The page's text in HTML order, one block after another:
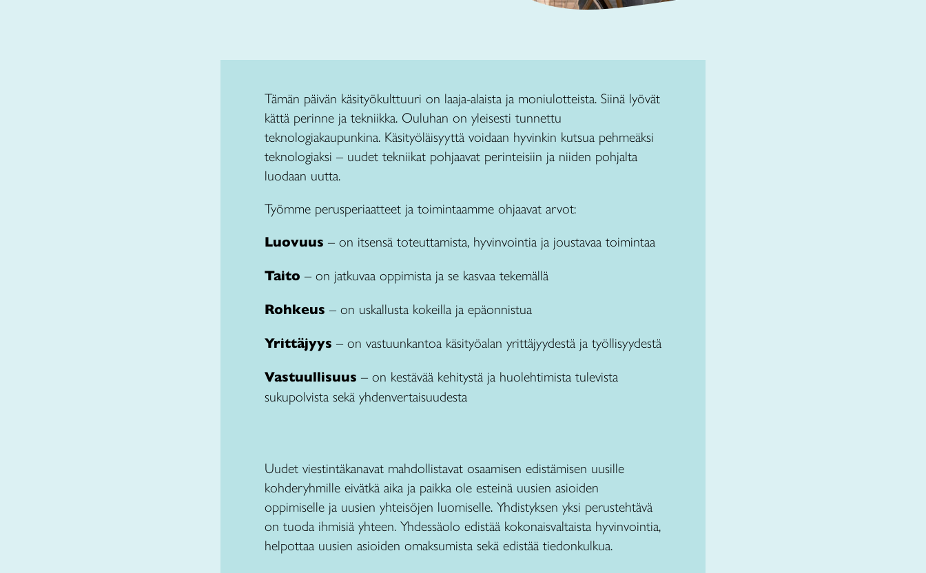
Tämän päivän käsityökulttuuri on laaja-alaista ja moniulotteista. Siinä lyövät
kättä perinne ja tekniikka. Ouluhan on yleisesti tunnettu
teknologiakaupunkina. Käsityöläisyyttä voidaan hyvinkin kutsua pehmeäksi
teknologiaksi – uudet tekniikat pohjaavat perinteisiin ja niiden pohjalta
luodaan uutta.
Työmme perusperiaatteet ja toimintaamme ohjaavat arvot:
Luovuus – on itsensä toteuttamista, hyvinvointia ja joustavaa toimintaa
Taito – on jatkuvaa oppimista ja se kasvaa tekemällä
Rohkeus – on uskallusta kokeilla ja epäonnistua
Yrittäjyys – on vastuunkantoa käsityöalan yrittäjyydestä ja työllisyydestä
Vastuullisuus – on kestävää kehitystä ja huolehtimista tulevista
sukupolvista sekä yhdenvertaisuudesta
Uudet viestintäkanavat mahdollistavat osaamisen edistämisen uusille
kohderyhmille eivätkä aika ja paikka ole esteinä uusien asioiden
oppimiselle ja uusien yhteisöjen luomiselle. Yhdistyksen yksi perustehtävä
on tuoda ihmisiä yhteen. Yhdessäolo edistää kokonaisvaltaista hyvinvointia,
helpottaa uusien asioiden omaksumista sekä edistää tiedonkulkua.